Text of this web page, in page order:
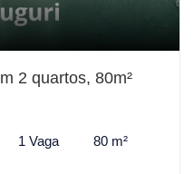
2 quartos, 80m²
1 Vaga 80 m²